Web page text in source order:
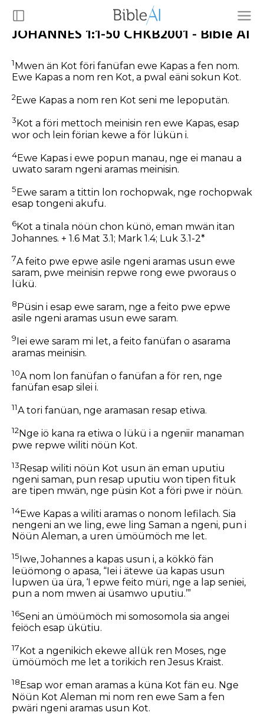
JOHANNES 1:1-50 CHKB2001 - Bible AI
1Mwen än Kot föri fanüfan ewe Kapas a fen nom.
Ewe Kapas a nom ren Kot, a pwal eäni sokun Kot.
2 Ewe Kapas a nom ren Kot seni me lepoputän.
3 Kot a föri mettoch meinisin ren ewe Kapas, esap
wor och lein förian kewe a för lükün i.
4Ewe Kapas i ewe popun manau, nge ei manau a
uwato saram ngeni aramas meinisin.
5 Ewe saram a tittin lon rochopwak, nge rochopwak
esap tongeni akufu.
6Kot a tinala nöün chon künö, eman mwän itan
Johannes. + 1.6 Mat 3.1; Mark 1.4; Luk 3.1-2*
7A feito pwe epwe asile ngeni aramas usun ewe
saram, pwe meinisin repwe rong ewe pworaus o
lükü.
8 Püsin i esap ewe saram, nge a feito pwe epwe
asile ngeni aramas usun ewe saram.
9 Iei ewe saram mi let, a feito fanüfan o asarama
aramas meinisin.
10A nom lon fanüfan o fanüfan a för ren, nge
fanüfan esap silei i.
11A tori fanüan, nge aramasan resap etiwa.
12Nge iö kana ra etiwa o lükü i a ngeniir manaman
pwe repwe wiliti nöün Kot.
13Resap wiliti nöün Kot usun än eman uputiu
ngeni saman, pun resap uputiu won tipen fituk
are tipen mwän, nge püsin Kot a föri pwe ir nöün.
14Ewe Kapas a wiliti aramas o nonom lefilach. Sia
nengeni an we ling, ewe ling Saman a ngeni, pun i
Nöün Aleman, a uren ümöümöch me let.
15 Iwe, Johannes a kapas usun i, a kökkö fän
leüömong o apasa, “Iei i ätewe üa kapas usun
lupwen üa üra, ‘I epwe feito müri, nge a lap seniei,
pun a nom mwen ai üsamwo uputiu.’”
16Seni an ümöümöch mi somosomola sia angei
feiöch esap ükütiu.
17 Kot a ngenikich ekewe allük ren Moses, nge
ümöümöch me let a torikich ren Jesus Kraist.
18 Esap wor eman aramas a küna Kot fän eu. Nge
Nöün Kot Aleman mi nom ren ewe Sam a fen
pwäri ngeni aramas usun Kot.